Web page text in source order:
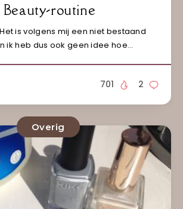
Beauty-routine
is volgens mij een niet bestaand
ik heb dus ook geen idee hoe…
2
701
Overig